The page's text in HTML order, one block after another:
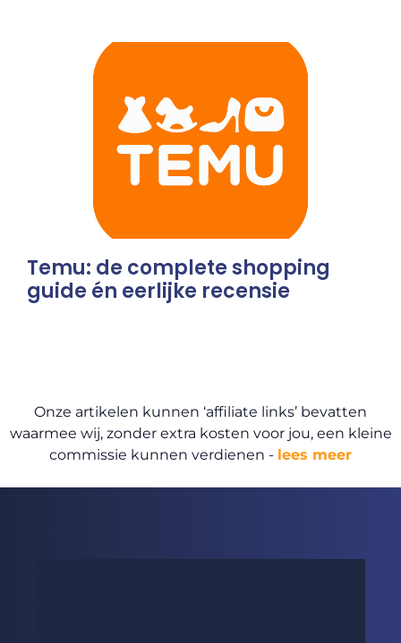
Temu: de complete shopping
guide én eerlijke recensie
Onze artikelen kunnen ‘affiliate links’ bevatten
waarmee wij, zonder extra kosten voor jou, een kleine
commissie kunnen verdienen - lees meer